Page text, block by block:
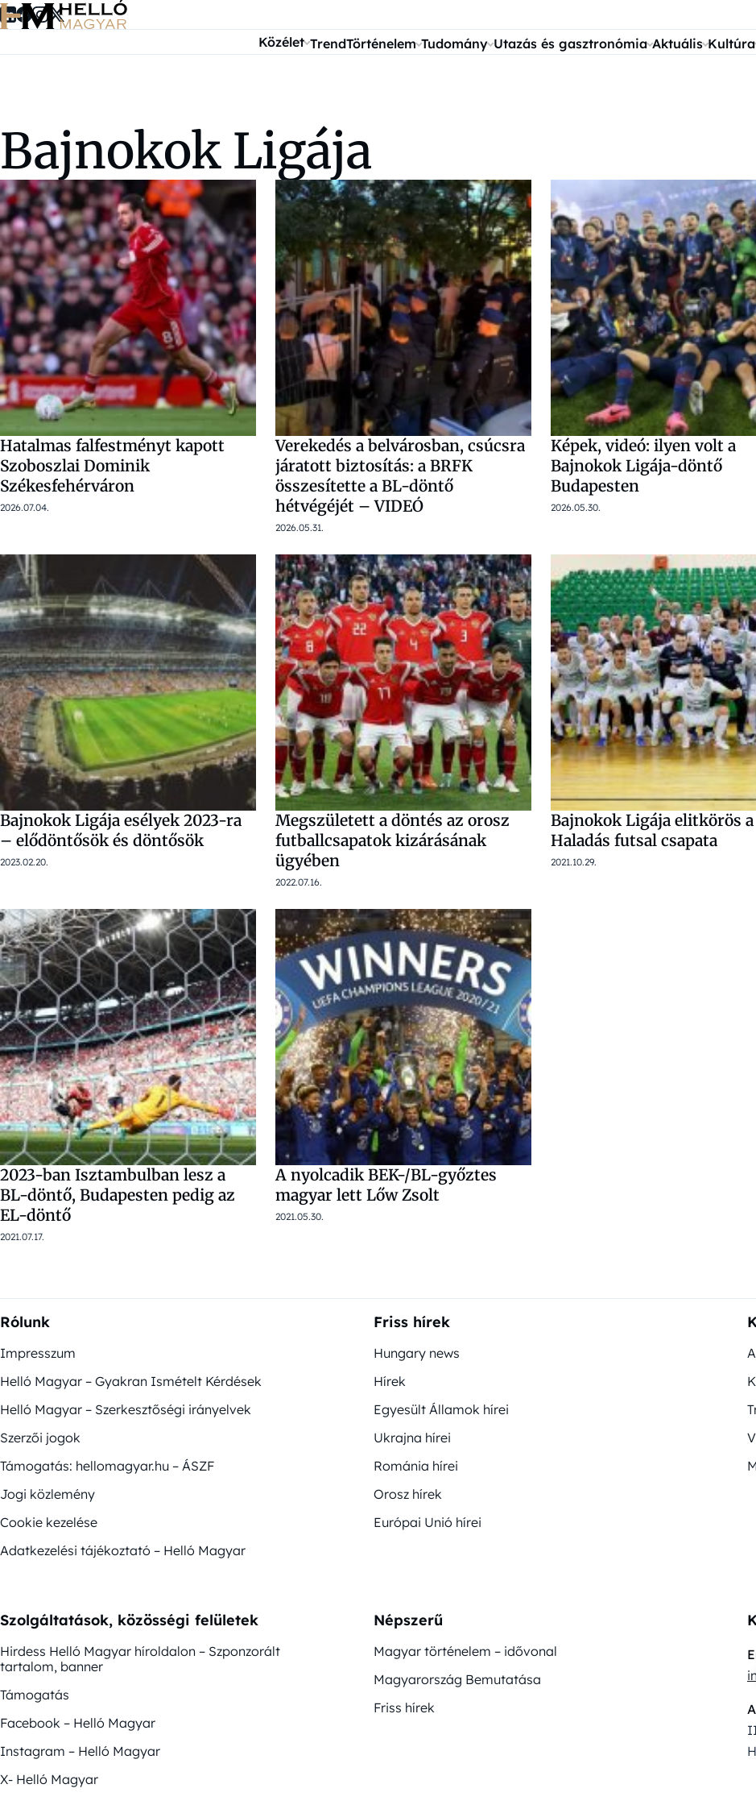
Ugrás a tartalomra
Közélet TrendTörténelem Tudomány Utazás és gasztronómia Aktuális Kultúra
Bajnokok Ligája
Hatalmas falfestményt kapott
Szoboszlai Dominik
Székesfehérváron
2026.07.04.
Verekedés a belvárosban, csúcsra
járatott biztosítás: a BRFK
összesítette a BL-döntő
hétvégéjét – VIDEÓ
2026.05.31.
Képek, videó: ilyen volt a
Bajnokok Ligája-döntő
Budapesten
2026.05.30.
Bajnokok Ligája esélyek 2023-ra
– elődöntősök és döntősök
2023.02.20.
Megszületett a döntés az orosz
futballcsapatok kizárásának
ügyében
2022.07.16.
Bajnokok Ligája elitkörös a
Haladás futsal csapata
2021.10.29.
2023-ban Isztambulban lesz a
BL-döntő, Budapesten pedig az
EL-döntő
2021.07.17.
A nyolcadik BEK-/BL-győztes
magyar lett Lőw Zsolt
2021.05.30.
Rólunk
Impresszum
Helló Magyar – Gyakran Ismételt Kérdések
Helló Magyar – Szerkesztőségi irányelvek
Szerzői jogok
Támogatás: hellomagyar.hu – ÁSZF
Jogi közlemény
Cookie kezelése
Adatkezelési tájékoztató – Helló Magyar
Friss hírek
Hungary news
Hírek
Egyesült Államok hírei
Ukrajna hírei
Románia hírei
Orosz hírek
Európai Unió hírei
Szolgáltatások, közösségi felületek
Hirdess Helló Magyar híroldalon – Szponzorált
tartalom, banner
Támogatás
Facebook – Helló Magyar
Instagram – Helló Magyar
X- Helló Magyar
Népszerű
Magyar történelem – idővonal
Magyarország Bemutatása
Friss hírek